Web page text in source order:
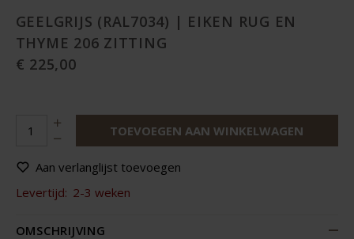
GEELGRIJS (RAL7034) | EIKEN RUG EN
THYME 206 ZITTING
€ 225,00
TOEVOEGEN AAN WINKELWAGEN
Aan verlanglijst toevoegen
Levertijd: 2-3 weken
OMSCHRIJVING